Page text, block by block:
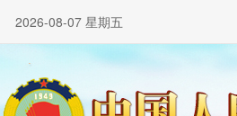
2026-08-07 星期五